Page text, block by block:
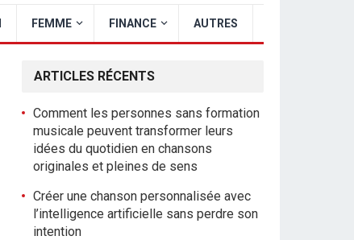
FEMME FINANCE AUTRES
ARTICLES RÉCENTS
Comment les personnes sans formation
musicale peuvent transformer leurs
idées du quotidien en chansons
originales et pleines de sens
Créer une chanson personnalisée avec
l’intelligence artificielle sans perdre son
intention